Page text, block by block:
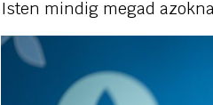
Isten mindig megad